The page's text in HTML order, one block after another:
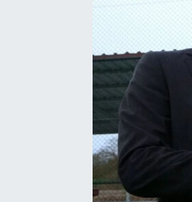
TV REHBERİ